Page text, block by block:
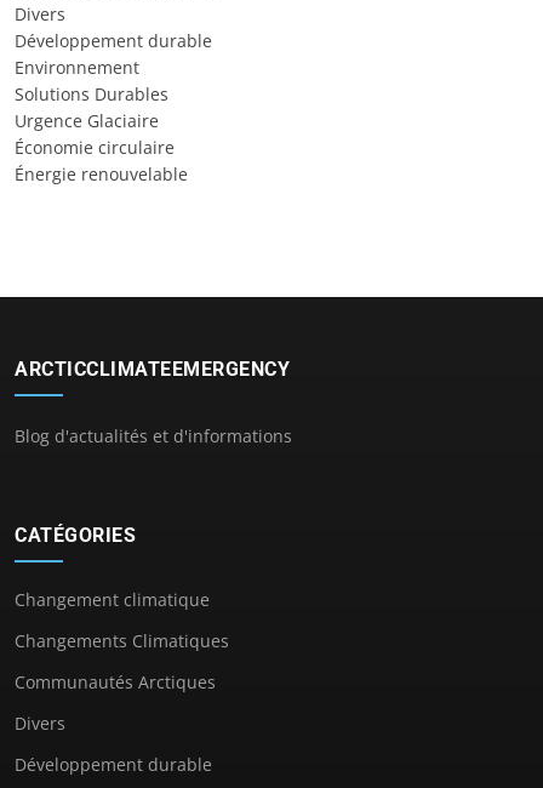
Divers
Développement durable
Environnement
Solutions Durables
Urgence Glaciaire
Économie circulaire
Énergie renouvelable
ARCTICCLIMATEEMERGENCY
Blog d'actualités et d'informations
CATÉGORIES
Changement climatique
Changements Climatiques
Communautés Arctiques
Divers
Développement durable